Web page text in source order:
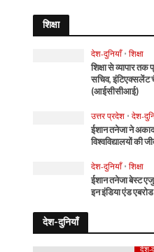
शिक्षा
देश-दुनियाँ • शिक्षा
शिक्षा से व्यापार तक
सचिव, इंटिएक्सलेंट
(आईसीसीआई)
उत्तर प्रदेश • देश-
ईशान तनेजा ने
विश्वविद्यालयों की
देश-दुनियाँ • शिक्षा
ईशान तनेजा बेस्ट
इन इंडिया एंड
देश-दुनियाँ
देश-